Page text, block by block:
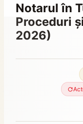
Notarul în
Proceduri
2026)